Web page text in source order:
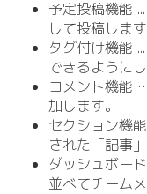
予定投稿機能 ..
して投稿します
タグ付け機能 ..
できるようにし
コメント機能
加します。
セクション機
された「記事
ダッシュボー
並べてチーム